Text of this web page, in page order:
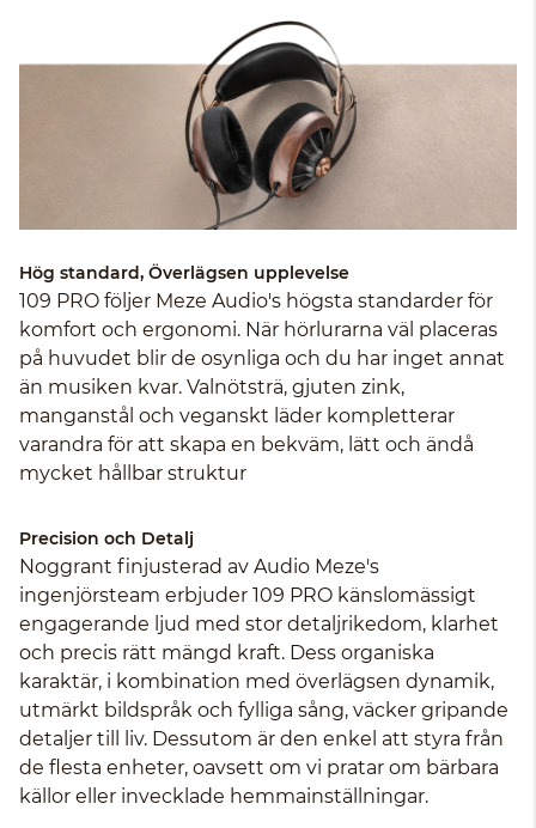
Hög standard, Överlägsen upplevelse
109 PRO följer Meze Audio's högsta standarder för
komfort och ergonomi. När hörlurarna väl placeras
på huvudet blir de osynliga och du har inget annat
än musiken kvar. Valnötsträ, gjuten zink,
manganstål och veganskt läder kompletterar
varandra för att skapa en bekväm, lätt och ändå
mycket hållbar struktur
Precision och Detalj
Noggrant finjusterad av Audio Meze's
ingenjörsteam erbjuder 109 PRO känslomässigt
engagerande ljud med stor detaljrikedom, klarhet
och precis rätt mängd kraft. Dess organiska
karaktär, i kombination med överlägsen dynamik,
utmärkt bildspråk och fylliga sång, väcker gripande
detaljer till liv. Dessutom är den enkel att styra från
de flesta enheter, oavsett om vi pratar om bärbara
källor eller invecklade hemmainställningar.